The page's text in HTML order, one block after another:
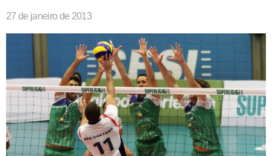
27 de janeiro de 2013